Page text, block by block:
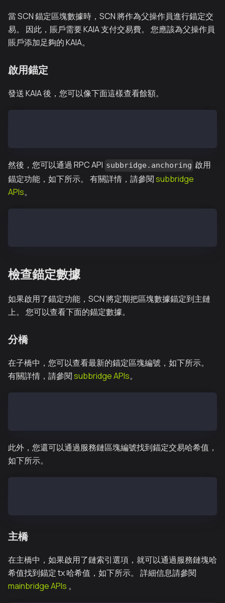
當 SCN 錨定區塊數據時，SCN 將作為父操作員進行錨定交
易。 因此，賬戶需要 KAIA 支付交易費。 您應該為父操作員
賬戶添加足夠的 KAIA。
啟用錨定
發送 KAIA 後，您可以像下面這樣查看餘額。
然後，您可以通過 RPC API subbridge.anchoring 啟用
錨定功能，如下所示。 有關詳情，請參閱subbridge
APIs。
檢查錨定數據
如果啟用了錨定功能，SCN 將定期把區塊數據錨定到主鏈
上。 您可以查看下面的錨定數據。
分橋
在子橋中，您可以查看最新的錨定區塊編號，如下所示。
有關詳情，請參閱subbridge APIs。
此外，您還可以通過服務鏈區塊編號找到錨定交易哈希值，
如下所示。
主橋
在主橋中，如果啟用了鏈索引選項，就可以通過服務鏈塊哈
希值找到錨定 tx 哈希值，如下所示。 詳細信息請參閱
mainbridge APIs 。